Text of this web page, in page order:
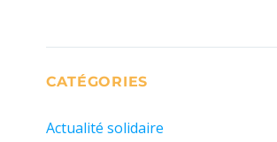
CATÉGORIES
Actualité solidaire